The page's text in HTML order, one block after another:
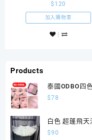
假髮
$ 120
加入購物車
Products
泰國ODBO四
$78
白色 超蓬飛天
$90